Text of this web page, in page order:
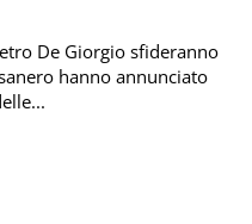
De Giorgio sfideranno
hanno annunciato